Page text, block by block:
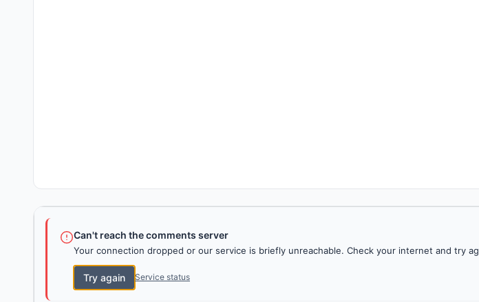
Can't reach the comments server
Your connection dropped or our service is briefly unreachable. Check your internet and try
Try again Service status